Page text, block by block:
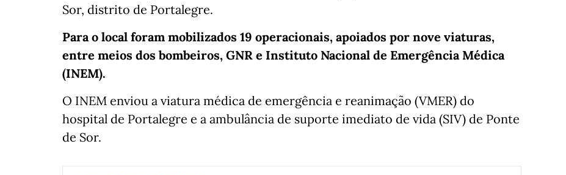
Sor, distrito de Portalegre.
Para o local foram mobilizados 19 operacionais, apoiados por nove viaturas,
entre meios dos bombeiros, GNR e Instituto Nacional de Emergência Médica
(INEM).
O INEM enviou a viatura médica de emergência e reanimação (VMER) do
hospital de Portalegre e a ambulância de suporte imediato de vida (SIV) de Ponte
de Sor.